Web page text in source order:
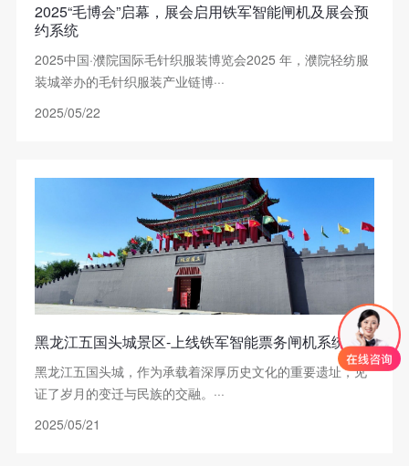
2025“毛博会”启幕，展会启用铁军智能闸机及展会预
约系统
2025中国·濮院国际毛针织服装博览会2025 年，濮院轻纺服
装城举办的毛针织服装产业链博···
2025/05/22
黑龙江五国头城景区-上线铁军智能票务闸机系统
黑龙江五国头城，作为承载着深厚历史文化的重要遗址，见
证了岁月的变迁与民族的交融。···
2025/05/21